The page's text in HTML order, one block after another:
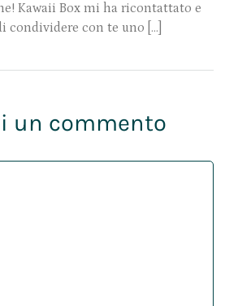
Kawaii Box mi ha ricontattato e
condividere con te uno […]
un commento